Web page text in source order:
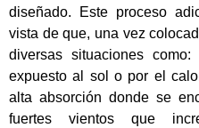
diseñado. Este proceso
vista de que, una vez
diversas situaciones
expuesto al sol o por el
alta absorción donde se
fuertes vientos que